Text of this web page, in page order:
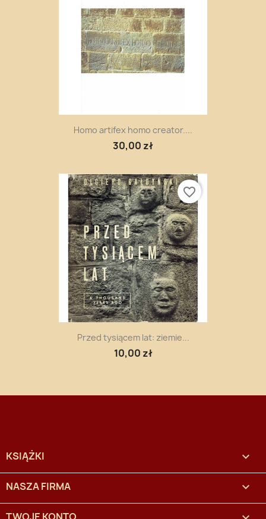
Homo artifex homo creator....
30,00 zł
Przed tysiącem lat: ziemie...
10,00 zł
favorite_border
KSIĄŻKI 
NASZA FIRMA 